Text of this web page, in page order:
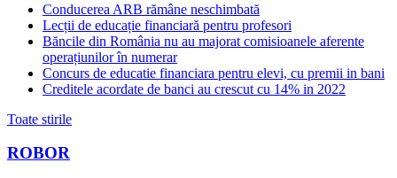
Conducerea ARB rămâne neschimbată
Lecții de educație financiară pentru profesori
Băncile din România nu au majorat comisioanele aferente
operațiunilor în numerar
Concurs de educatie financiara pentru elevi, cu premii in bani
Creditele acordate de banci au crescut cu 14% in 2022
Toate stirile
ROBOR